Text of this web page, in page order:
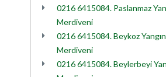
0216 6415084. Paslanmaz
Merdiveni
0216 6415084. Beykoz Yangın
Merdiveni
0216 6415084. Beylerbeyi